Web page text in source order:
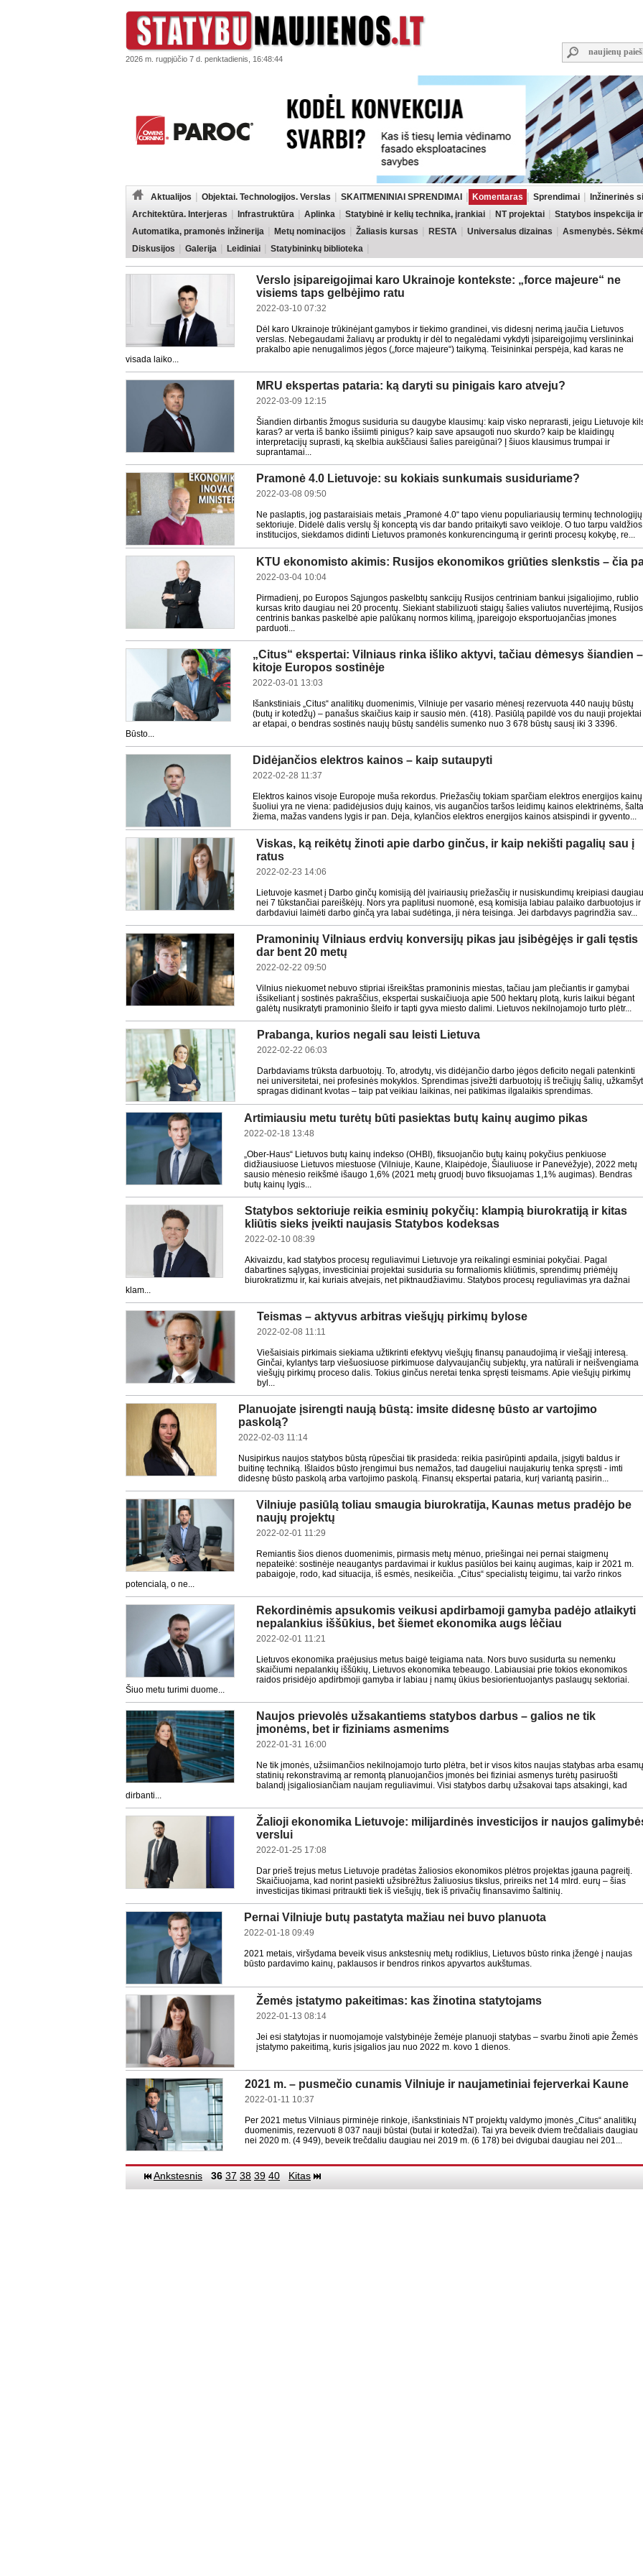
2026 m. rugpjūčio 7 d. penktadienis, 16:48:44
Aktualijos Objektai. Technologijos. Verslas SKAITMENINIAI SPRENDIMAI Komentaras Sprendimai
Inžinerinės
Architektūra. Interjeras
Infrastruktūra Aplinka Statybinė ir kelių technika, įrankiai NT projektai
Statybos inspekcija
Automatika, pramonės inžinerija
Metų nominacijos Žaliasis kursas RESTA Universalus dizainas
Asmenybės.
Diskusijos
Galerija Leidiniai Statybininkų biblioteka
Verslo įsipareigojimai karo Ukrainoje kontekste: „force majeure“ ne
visiems taps gelbėjimo ratu
2022-03-10 07:32
Dėl karo Ukrainoje trūkinėjant gamybos ir tiekimo grandinei, vis didesnį nerimą jaučia Lietuvos
verslas. Nebegaudami žaliavų ar produktų ir dėl to negalėdami vykdyti įsipareigojimų verslininkai
prakalbo apie nenugalimos jėgos („force majeure“) taikymą. Teisininkai perspėja, kad karas ne
visada laiko...
MRU ekspertas pataria: ką daryti su pinigais karo atveju?
2022-03-09 12:15
Šiandien dirbantis žmogus susiduria su daugybe klausimų: kaip visko neprarasti, jeigu Lietuvoje
karas? ar verta iš banko išsiimti pinigus? kaip save apsaugoti nuo skurdo? kaip be klaidingų
interpretacijų suprasti, ką skelbia aukščiausi šalies pareigūnai? Į šiuos klausimus trumpai ir
suprantamai...
Pramonė 4.0 Lietuvoje: su kokiais sunkumais susiduriame?
2022-03-08 09:50
Ne paslaptis, jog pastaraisiais metais „Pramonė 4.0“ tapo vienu populiariausių terminų technologijų
sektoriuje. Didelė dalis verslų šį konceptą vis dar bando pritaikyti savo veikloje. O tuo tarpu valdžios
institucijos, siekdamos didinti Lietuvos pramonės konkurencingumą ir gerinti procesų kokybę, re...
KTU ekonomisto akimis: Rusijos ekonomikos griūties slenkstis – čia
2022-03-04 10:04
Pirmadienį, po Europos Sąjungos paskelbtų sankcijų Rusijos centriniam bankui įsigaliojimo, rublio
kursas krito daugiau nei 20 procentų. Siekiant stabilizuoti staigų šalies valiutos nuvertėjimą, Rusijos
centrinis bankas paskelbė apie palūkanų normos kilimą, įpareigojo eksportuojančias įmones
parduoti...
„Citus“ ekspertai: Vilniaus rinka išliko aktyvi, tačiau dėmesys šiandien –
kitoje Europos sostinėje
2022-03-01 13:03
Išankstiniais „Citus“ analitikų duomenimis, Vilniuje per vasario mėnesį rezervuota 440 naujų būstų
(butų ir kotedžų) – panašus skaičius kaip ir sausio mėn. (418). Pasiūlą papildė vos du nauji projektai
ar etapai, o bendras sostinės naujų būstų sandėlis sumenko nuo 3 678 būstų sausį iki 3 3396.
Būsto...
Didėjančios elektros kainos – kaip sutaupyti
2022-02-28 11:37
Elektros kainos visoje Europoje muša rekordus. Priežasčių tokiam sparčiam elektros energijos kainų
šuoliui yra ne viena: padidėjusios dujų kainos, vis augančios taršos leidimų kainos elektrinėms, šalta
žiema, mažas vandens lygis ir pan. Deja, kylančios elektros energijos kainos atsispindi ir gyvento...
Viskas, ką reikėtų žinoti apie darbo ginčus, ir kaip nekišti pagalių sau į
ratus
2022-02-23 14:06
Lietuvoje kasmet į Darbo ginčų komisiją dėl įvairiausių priežasčių ir nusiskundimų kreipiasi daugiau
nei 7 tūkstančiai pareiškėjų. Nors yra paplitusi nuomonė, esą komisija labiau palaiko darbuotojus ir
darbdaviui laimėti darbo ginčą yra labai sudėtinga, ji nėra teisinga. Jei darbdavys pagrindžia sav...
Pramoninių Vilniaus erdvių konversijų pikas jau įsibėgėjęs ir gali tęstis
dar bent 20 metų
2022-02-22 09:50
Vilnius niekuomet nebuvo stipriai išreikštas pramoninis miestas, tačiau jam plečiantis ir gamybai
išsikeliant į sostinės pakraščius, ekspertai suskaičiuoja apie 500 hektarų plotą, kuris laikui bėgant
galėtų nusikratyti pramoninio šleifo ir tapti gyva miesto dalimi. Lietuvos nekilnojamojo turto plėtr...
Prabanga, kurios negali sau leisti Lietuva
2022-02-22 06:03
Darbdaviams trūksta darbuotojų. To, atrodytų, vis didėjančio darbo jėgos deficito negali patenkinti
nei universitetai, nei profesinės mokyklos. Sprendimas įsivežti darbuotojų iš trečiųjų šalių,
spragas didinant kvotas – taip pat veikiau laikinas, nei patikimas ilgalaikis sprendimas.
Artimiausiu metu turėtų būti pasiektas butų kainų augimo pikas
2022-02-18 13:48
„Ober-Haus“ Lietuvos butų kainų indekso (OHBI), fiksuojančio butų kainų pokyčius penkiuose
didžiausiuose Lietuvos miestuose (Vilniuje, Kaune, Klaipėdoje, Šiauliuose ir Panevėžyje), 2022 metų
sausio mėnesio reikšmė išaugo 1,6% (2021 metų gruodį buvo fiksuojamas 1,1% augimas). Bendras
butų kainų lygis...
Statybos sektoriuje reikia esminių pokyčių: klampią biurokratiją ir kitas
kliūtis sieks įveikti naujasis Statybos kodeksas
2022-02-10 08:39
Akivaizdu, kad statybos procesų reguliavimui Lietuvoje yra reikalingi esminiai pokyčiai. Pagal
dabartines sąlygas, investiciniai projektai susiduria su formaliomis kliūtimis, sprendimų priėmėjų
biurokratizmu ir, kai kuriais atvejais, net piktnaudžiavimu. Statybos procesų reguliavimas yra dažnai
klam...
Teismas – aktyvus arbitras viešųjų pirkimų bylose
2022-02-08 11:11
Viešaisiais pirkimais siekiama užtikrinti efektyvų viešųjų finansų panaudojimą ir viešąjį interesą.
Ginčai, kylantys tarp viešuosiuose pirkimuose dalyvaujančių subjektų, yra natūrali ir neišvengiama
viešųjų pirkimų proceso dalis. Tokius ginčus neretai tenka spręsti teismams. Apie viešųjų pirkimų
byl...
Planuojate įsirengti naują būstą: imsite didesnę būsto ar vartojimo
paskolą?
2022-02-03 11:14
Nusipirkus naujos statybos būstą rūpesčiai tik prasideda: reikia pasirūpinti apdaila, įsigyti baldus ir
buitinę techniką. Išlaidos būsto įrengimui bus nemažos, tad daugeliui naujakurių tenka spręsti - imti
didesnę būsto paskolą arba vartojimo paskolą. Finansų ekspertai pataria, kurį variantą pasirin...
Vilniuje pasiūlą toliau smaugia biurokratija, Kaunas metus pradėjo be
naujų projektų
2022-02-01 11:29
Remiantis šios dienos duomenimis, pirmasis metų mėnuo, priešingai nei pernai staigmenų
nepateikė: sostinėje neaugantys pardavimai ir kuklus pasiūlos bei kainų augimas, kaip ir 2021 m.
pabaigoje, rodo, kad situacija, iš esmės, nesikeičia. „Citus“ specialistų teigimu, tai varžo rinkos
potencialą, o ne...
Rekordinėmis apsukomis veikusi apdirbamoji gamyba padėjo atlaikyti
nepalankius iššūkius, bet šiemet ekonomika augs lėčiau
2022-02-01 11:21
Lietuvos ekonomika praėjusius metus baigė teigiama nata. Nors buvo susidurta su nemenku
skaičiumi nepalankių iššūkių, Lietuvos ekonomika tebeaugo. Labiausiai prie tokios ekonomikos
raidos prisidėjo apdirbmoji gamyba ir labiau į namų ūkius besiorientuojantys paslaugų sektoriai.
Šiuo metu turimi duome...
Naujos prievolės užsakantiems statybos darbus – galios ne tik
įmonėms, bet ir fiziniams asmenims
2022-01-31 16:00
Ne tik įmonės, užsiimančios nekilnojamojo turto plėtra, bet ir visos kitos naujas statybas arba esamų
statinių rekonstravimą ar remontą planuojančios įmonės bei fiziniai asmenys turėtų pasiruošti
balandį įsigaliosiančiam naujam reguliavimui. Visi statybos darbų užsakovai taps atsakingi, kad
dirbanti...
Žalioji ekonomika Lietuvoje: milijardinės investicijos ir naujos
verslui
2022-01-25 17:08
Dar prieš trejus metus Lietuvoje pradėtas žaliosios ekonomikos plėtros projektas įgauna pagreitį.
Skaičiuojama, kad norint pasiekti užsibrėžtus žaliuosius tikslus, prireiks net 14 mlrd. eurų – šias
investicijas tikimasi pritraukti tiek iš viešųjų, tiek iš privačių finansavimo šaltinių.
Pernai Vilniuje butų pastatyta mažiau nei buvo planuota
2022-01-18 09:49
2021 metais, viršydama beveik visus ankstesnių metų rodiklius, Lietuvos būsto rinka įžengė į naujas
būsto pardavimo kainų, paklausos ir bendros rinkos apyvartos aukštumas.
Žemės įstatymo pakeitimas: kas žinotina statytojams
2022-01-13 08:14
Jei esi statytojas ir nuomojamoje valstybinėje žemėje planuoji statybas – svarbu žinoti apie Žemės
įstatymo pakeitimą, kuris įsigalios jau nuo 2022 m. kovo 1 dienos.
2021 m. – pusmečio cunamis Vilniuje ir naujametiniai fejerverkai Kaune
2022-01-11 10:37
Per 2021 metus Vilniaus pirminėje rinkoje, išankstiniais NT projektų valdymo įmonės „Citus“ analitikų
duomenimis, rezervuoti 8 037 nauji būstai (butai ir kotedžai). Tai yra beveik dviem trečdaliais daugiau
nei 2020 m. (4 949), beveik trečdaliu daugiau nei 2019 m. (6 178) bei dvigubai daugiau nei 201...
Ankstesnis 36 37 38 39 40 Kitas